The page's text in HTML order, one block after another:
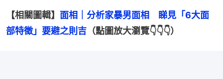
【相關圖輯】 面相｜分析家暴男面相　睇見「6大面
部特徵」要避之則吉 （點圖放大瀏覽👇👇👇）